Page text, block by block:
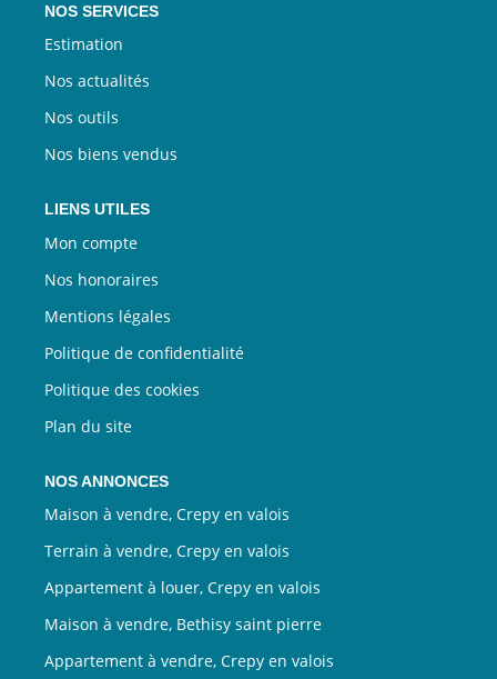
NOS SERVICES
Estimation
Nos actualités
Nos outils
Nos biens vendus
LIENS UTILES
Mon compte
Nos honoraires
Mentions légales
Politique de confidentialité
Politique des cookies
Plan du site
NOS ANNONCES
Maison à vendre, Crepy en valois
Terrain à vendre, Crepy en valois
Appartement à louer, Crepy en valois
Maison à vendre, Bethisy saint pierre
Appartement à vendre, Crepy en valois